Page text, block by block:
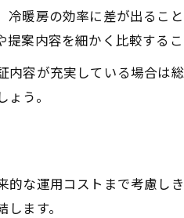
空調設備の選び方で工事費を
エアコン工事費が高すぎる場
計視点で選ぶ空調設備のコ
冷暖房工事費と空調設備の適
エアコン設置費用を店舗設計
空調設備選びで予算オーバー
暖房の効率に差が出るこ
案内容を細かく比較する
容が充実している場合は
う。
な運用コストまで考慮し
ます。